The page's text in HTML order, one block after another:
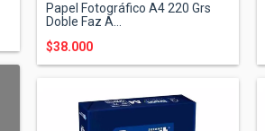
Papel Fotográfico A4 220 Grs
Doble Faz A...
$38.000